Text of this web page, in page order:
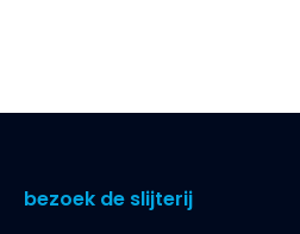
bezoek de slijterij